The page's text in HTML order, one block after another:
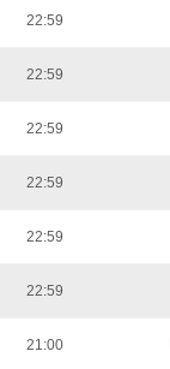
22:59
22:59
22:59
22:59
22:59
22:59
21:00